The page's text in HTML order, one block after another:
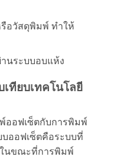
อวัสดุพิมพ์ ทำให้
นระบบอบแห้ง
ทียบเทคโนโลยี
พ์ออฟเซ็ตกับการพิมพ์
บออฟเซ็ตคือระบบที่
นขณะที่การพิมพ์